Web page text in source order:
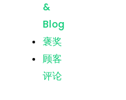
牙医名
付款方
式
关于
&
Blog
褒奖
顾客
评论